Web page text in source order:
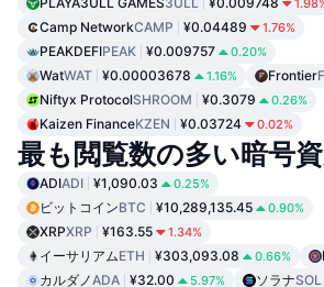
Camp NetworkCAMP ¥0.04489 1.76%
PEAKDEFIPEAK ¥0.009757 0.20%
WatWAT ¥0.00003678 1.16% Frontier
Niftyx ProtocolSHROOM ¥0.3079 0.26%
Kaizen FinanceKZEN ¥0.03724 0.02%
最も閲覧数の多い暗号
ADIADI ¥1,090.03 0.25%
ビットコインBTC ¥10,289,135.45 0.90%
XRPXRP ¥163.55 1.34%
イーサリアムETH ¥303,093.08 0.66%
カルダノADA ¥32.00 5.97% ソラナSOL